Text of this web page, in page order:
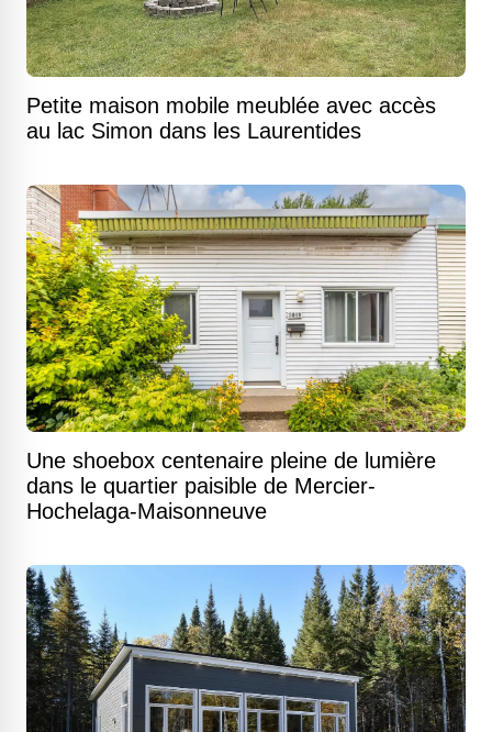
Petite maison mobile meublée avec accès
au lac Simon dans les Laurentides
Une shoebox centenaire pleine de lumière
dans le quartier paisible de Mercier-
Hochelaga-Maisonneuve